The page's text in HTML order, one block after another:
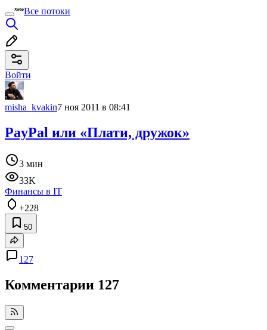
Все потоки
Войти
misha_kvakin7 ноя 2011 в 08:41
PayPal или «Плати, дружок»
3 мин
33K
Финансы в IT
+228
50
127
Комментарии 127